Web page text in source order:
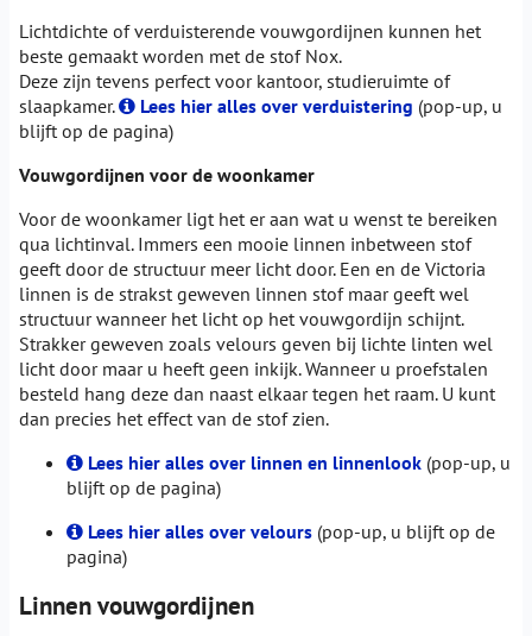
Lichtdichte of verduisterende vouwgordijnen kunnen het
beste gemaakt worden met de stof Nox.
Deze zijn tevens perfect voor kantoor, studieruimte of
slaapkamer.
Lees hier alles over verduistering (pop-up, u
blijft op de pagina)
Vouwgordijnen voor de woonkamer
Voor de woonkamer ligt het er aan wat u wenst te bereiken
qua lichtinval. Immers een mooie linnen inbetween stof
geeft door de structuur meer licht door. Een en de Victoria
linnen is de strakst geweven linnen stof maar geeft wel
structuur wanneer het licht op het vouwgordijn schijnt.
Strakker geweven zoals velours geven bij lichte linten wel
licht door maar u heeft geen inkijk. Wanneer u proefstalen
besteld hang deze dan naast elkaar tegen het raam. U kunt
dan precies het effect van de stof zien.
Lees hier alles over linnen en linnenlook (pop-up, u
blijft op de pagina)
Lees hier alles over velours (pop-up, u blijft op de
pagina)
Linnen vouwgordijnen